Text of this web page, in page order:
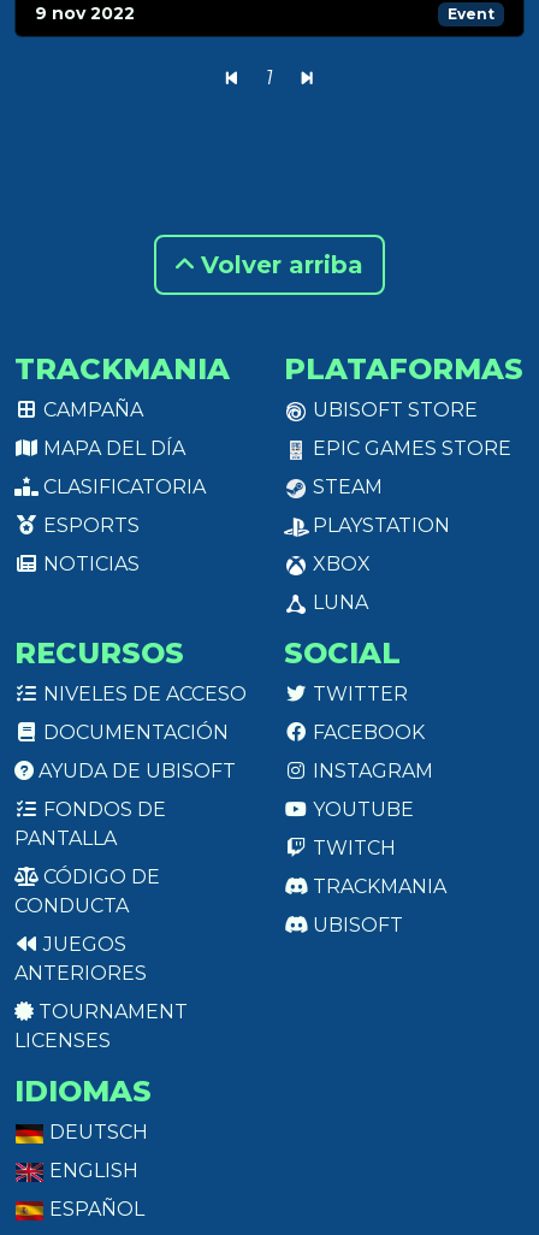
9 nov 2022 Event
1
Volver arriba
TRACKMANIA
CAMPAÑA
MAPA DEL DÍA
CLASIFICATORIA
ESPORTS
NOTICIAS
PLATAFORMAS
UBISOFT STORE
EPIC GAMES STORE
STEAM
PLAYSTATION
XBOX
LUNA
RECURSOS
NIVELES DE ACCESO
DOCUMENTACIÓN
AYUDA DE UBISOFT
FONDOS DE
PANTALLA
CÓDIGO DE
CONDUCTA
JUEGOS
ANTERIORES
TOURNAMENT
LICENSES
SOCIAL
TWITTER
FACEBOOK
INSTAGRAM
YOUTUBE
TWITCH
TRACKMANIA
UBISOFT
IDIOMAS
DEUTSCH
ENGLISH
ESPAÑOL